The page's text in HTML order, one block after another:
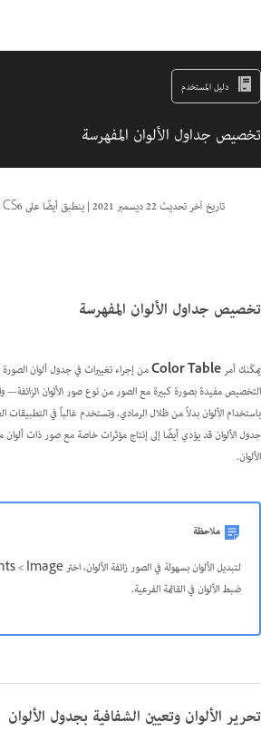
دليل المستخدم
تخصيص جداول الألوان المفهرسة
تاريخ آخر تحديث22 ديسمبر 2021 |ينطبق أيضًا على Adobe Photoshop CS6
تخصيص جداول الألوان المفهرسة
يمكّنك أمرColor Tableمن إجراء تغييرات في جدول ألوان
التخصيص مفيدة بصورة كبيرة مع الصور من نوعصور الألوان الزائفة—
باستخدام الألوان بدلاً من ظلال الرمادي، وتستخدم غالباً في
جدول الألوان قد يؤدي أيضًا إلى إنتاج مؤثرات خاصة مع صور ذات
الألوان.
ملاحظة
ضبط الألوان في القائمة الفرعية.
تحرير الألوان وتعيين الشفافية بجدول الألوان